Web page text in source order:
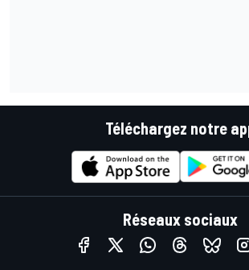
Téléchargez notre
Réseaux sociaux